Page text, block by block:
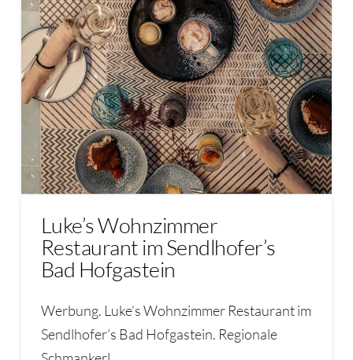
Luke’s Wohnzimmer
Restaurant im Sendlhofer’s
Bad Hofgastein
Werbung. Luke’s Wohnzimmer Restaurant im
Sendlhofer’s Bad Hofgastein. Regionale